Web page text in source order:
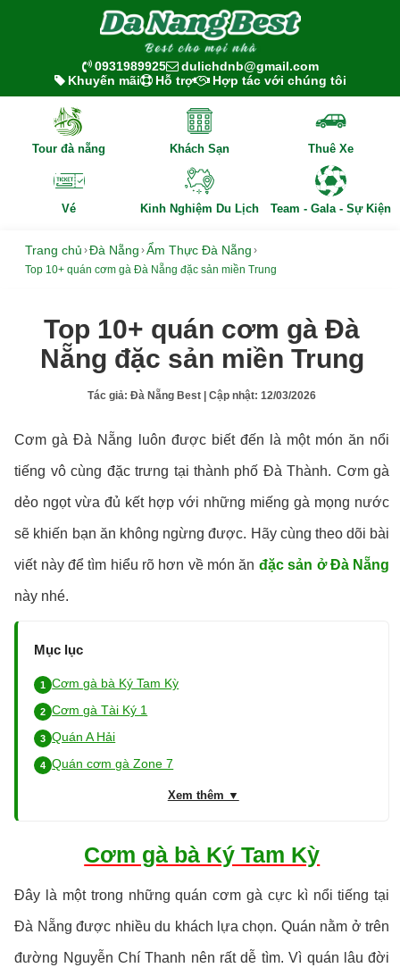
0931989925
dulichdnb@gmail.com
Khuyến mãi
Hỗ trợ Hợp tác với chúng tôi
Tour đà nẵng Khách Sạn Thuê Xe
Vé Kinh Nghiệm Du Lịch Team - Gala - Sự Kiện
Trang chủ ›Đà Nẵng ›Ẩm Thực Đà Nẵng ›
Top 10+ quán cơm gà Đà Nẵng đặc sản miền Trung
Top 10+ quán cơm gà Đà
Nẵng đặc sản miền Trung
Tác giả:Đà Nẵng Best | Cập nhật:12/03/2026
Cơm gà Đà Nẵng luôn được biết đến là một món ăn nổi
tiếng vô cùng đặc trưng tại thành phố Đà Thành. Cơm gà
dẻo ngọt vừa đủ kết hợp với những miếng gà mọng nước
sẽ khiến bạn ăn không ngừng được. Hãy cùng theo dõi bài
viết này để tìm hiểu rõ hơn về món ăn đặc sản ở Đà Nẵng
này nhé.
Mục lục
Cơm gà bà Ký Tam Kỳ
Cơm gà Tài Ký 1
Quán A Hải
Quán cơm gà Zone 7
Xem thêm ▼
Cơm gà bà Ký Tam Kỳ
Đây là một trong những quán cơm gà cực kì nổi tiếng tại
Đà Nẵng được nhiều du khách lựa chọn. Quán nằm ở trên
đường Nguyễn Chí Thanh nên rất dễ tìm. Vì quán lâu đời